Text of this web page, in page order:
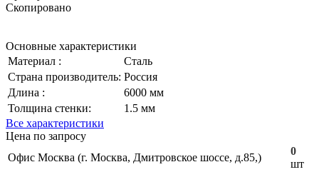
Скопировано
Основные характеристики
Материал :
Сталь
Страна производитель: Россия
Длина :
6000 мм
Толщина стенки:
1.5 мм
Все характеристики
Цена по запросу
Офис Москва (г. Москва, Дмитровское шоссе, д.85,)
0
шт